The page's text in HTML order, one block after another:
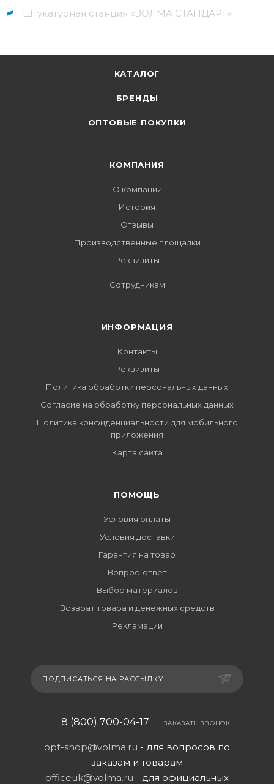
Штукатурная станция «ВОЛМА СТАНДАРТ»
КАТАЛОГ
БРЕНДЫ
ОПТОВЫЕ ПОКУПКИ
КОМПАНИЯ
О компании
История
Отзывы
Производственные площадки
Реквизиты
Сотрудникам
ИНФОРМАЦИЯ
Контакты
Реквизиты
Политика обработки персональных данных
Согласие на обработку персональных данных
Политика конфиденциальности для мобильного
приложения
Карта сайта
ПОМОЩЬ
Условия оплаты
Условия доставки
Гарантия на товар
Вопрос-ответ
Выбор материалов
Возврат товара и денежных средств
Рекламации
ПОДПИСАТЬСЯ НА РАССЫЛКУ
8 (800) 700-04-17 ЗАКАЗАТЬ ЗВОНОК
opt-shop@volma.ru - для вопросов по
заказам и товарам
officeuk@volma.ru - для официальных